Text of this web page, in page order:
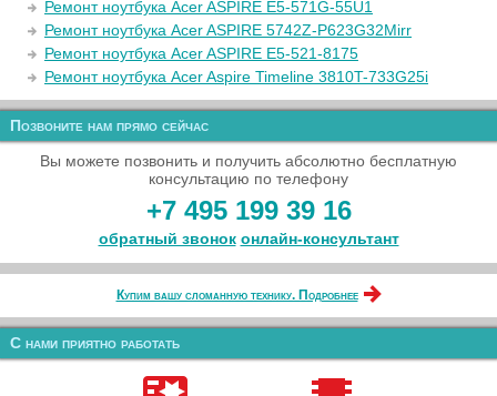
Ремонт ноутбука Acer ASPIRE E5-571G-55U1
Ремонт ноутбука Acer ASPIRE 5742Z-P623G32Mirr
Ремонт ноутбука Acer ASPIRE E5-521-8175
Ремонт ноутбука Acer Aspire Timeline 3810T-733G25i
Позвоните нам прямо сейчас
Вы можете позвонить и получить абсолютно бесплатную
консультацию по телефону
+7 495 199 39 16
обратный звонок онлайн‑консультант
Купим вашу сломанную технику. Подробнее
С нами приятно работать